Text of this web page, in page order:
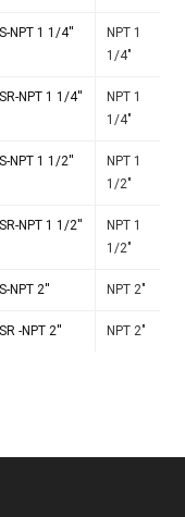
NPT 1 1/4''
NPT 1
1/4"
NPT 1 1/4''
NPT 1
1/4"
NPT 1 1/2''
NPT 1
1/2"
NPT 1 1/2''
NPT 1
1/2"
NPT 2'' NPT 2"
-NPT 2'' NPT 2"